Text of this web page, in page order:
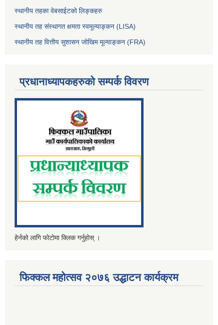
स्थानीय तहका वेबसाईटको लिङ्कहरु
स्थानीय तह संस्थागत क्षमता स्वमूल्याङ्कन (LISA)
स्थानीय तह वित्तीय सुशासन जोखिम मूल्याङ्कन (FRA)
प्रधानाध्यापकहरुको सम्पर्क विवरण
हेर्नको लागि फोटोमा क्लिक गर्नुहोस् ।
फिक्कल महोत्सव २०७६ उद्धाटन कार्यक्रम